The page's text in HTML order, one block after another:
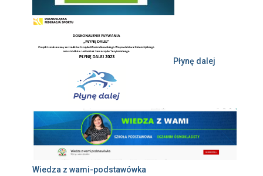
Płynę dalej
Wiedza z wami-podstawówka